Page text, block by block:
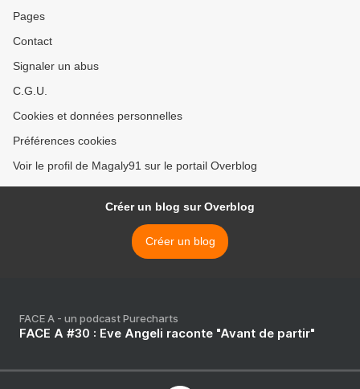
Pages
Contact
Signaler un abus
C.G.U.
Cookies et données personnelles
Préférences cookies
Voir le profil de Magaly91 sur le portail Overblog
Créer un blog sur Overblog
Créer un blog
FACE A - un podcast Purecharts
FACE A #30 : Eve Angeli raconte "Avant de partir"